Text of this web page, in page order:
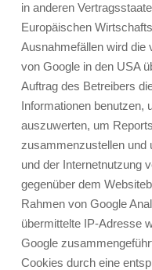
in anderen
Europäischen
Ausnahmefällen wird die
von Google in den USA
Auftrag des Betreibers
Informationen benutzen,
auszuwerten, um
zusammenzustellen und
und der Internetnutzung
gegenüber dem
Rahmen von Google
übermittelte IP-Adresse
Google
Cookies durch eine